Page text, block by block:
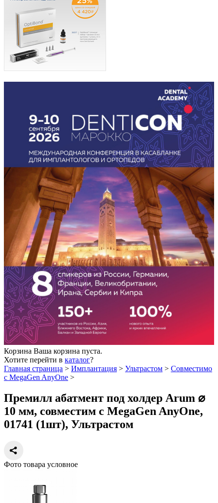
Корзина Ваша корзина пуста.
Хотите перейти в каталог?
Главная страница > Имплантация > Ультрастом > Совместимо
с MegaGen AnyOne >
Премилл абатмент под холдер Arum ⌀
10 мм, совместим с MegaGen AnyOne,
01741 (1шт), Ультрастом
Фото товара условное